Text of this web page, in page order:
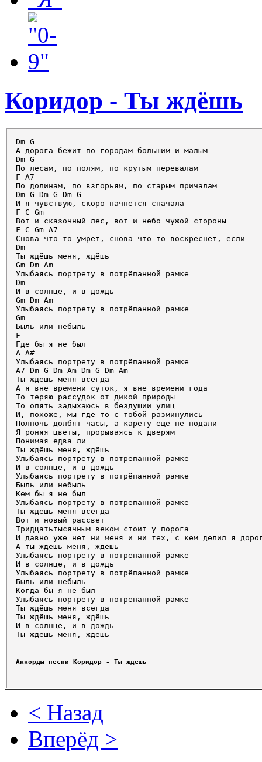
Коридор - Ты ждёшь
Dm G
А дорога бежит по городам большим и малым
Dm G
По лесам, по полям, по крутым перевалам
F A7
По долинам, по взгорьям, по старым причалам
Dm G Dm G Dm G
И я чувствую, скоро начнётся сначала
F C Gm
Вот и сказочный лес, вот и небо чужой стороны
F C Gm A7
Снова что-то умрёт, снова что-то воскреснет, если
Dm
Ты ждёшь меня, ждёшь
Gm Dm Am
Улыбаясь портрету в потрёпанной рамке
Dm
И в солнце, и в дождь
Gm Dm Am
Улыбаясь портрету в потрёпанной рамке
Gm
Быль или небыль
F
Где бы я не был
A A#
Улыбаясь портрету в потрёпанной рамке
A7 Dm G Dm Am Dm G Dm Am
Ты ждёшь меня всегда
А я вне времени суток, я вне времени года
То теряю рассудок от дикой природы
То опять задыхаюсь в бездушии улиц
И, похоже, мы где-то с тобой разминулись
Полночь долбят часы, а карету ещё не подали
Я роняя цветы, прорываясь к дверям
Понимая едва ли
Ты ждёшь меня, ждёшь
Улыбаясь портрету в потрёпанной рамке
И в солнце, и в дождь
Улыбаясь портрету в потрёпанной рамке
Быль или небыль
Кем бы я не был
Улыбаясь портрету в потрёпанной рамке
Ты ждёшь меня всегда
Вот и новый рассвет
Тридцатьтысячным веком стоит у порога
И давно уже нет ни меня и ни тех, с кем делил я
А ты ждёшь меня, ждёшь
Улыбаясь портрету в потрёпанной рамке
И в солнце, и в дождь
Улыбаясь портрету в потрёпанной рамке
Быль или небыль
Когда бы я не был
Улыбаясь портрету в потрёпанной рамке
Ты ждёшь меня всегда
Ты ждёшь меня, ждёшь
И в солнце, и в дождь
Ты ждёшь меня, ждёшь
Аккорды песни Коридор - Ты ждёшь
< Назад
Вперёд >